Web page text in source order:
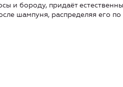
и бороду, придаёт
шампуня, распределяя его